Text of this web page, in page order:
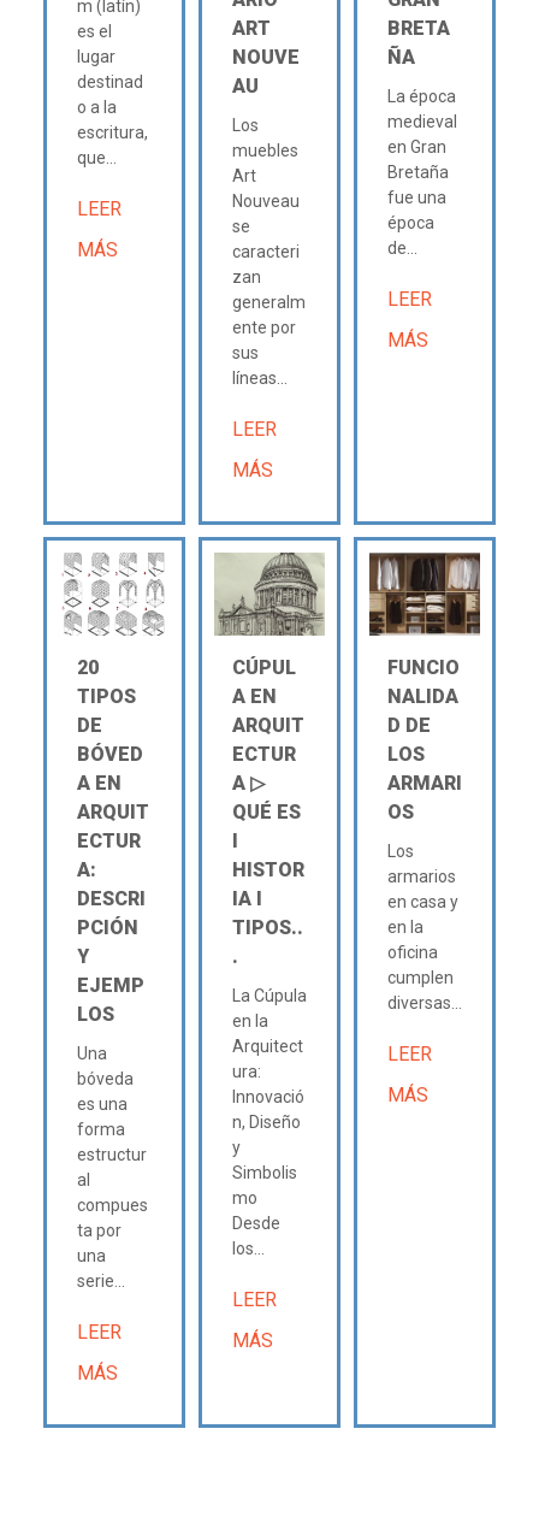
m (latín)
es el
lugar
destinad
o a la
escritura,
que...
LEER
MÁS
ART
NOUVE
AU
Los
muebles
Art
Nouveau
se
caracteri
zan
generalm
ente por
sus
líneas...
LEER
MÁS
BRETA
ÑA
La época
medieval
en Gran
Bretaña
fue una
época
de...
LEER
MÁS
20
TIPOS
DE
BÓVED
A EN
ARQUIT
ECTUR
A:
DESCRI
PCIÓN
Y
EJEMP
LOS
Una
bóveda
es una
forma
estructur
al
compues
ta por
una
serie...
LEER
MÁS
CÚPUL
A EN
ARQUIT
ECTUR
A ▷
QUÉ ES
Ι
HISTOR
IA Ι
TIPOS..
.
La Cúpula
en la
Arquitect
ura:
Innovació
n, Diseño
y
Simbolis
mo
Desde
los...
LEER
MÁS
FUNCIO
NALIDA
D DE
LOS
ARMARI
OS
Los
armarios
en casa y
en la
oficina
cumplen
diversas...
LEER
MÁS